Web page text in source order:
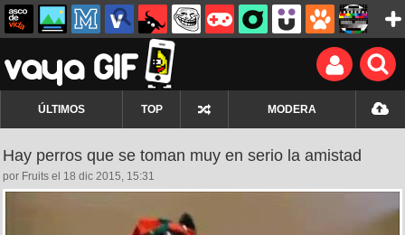
ÚLTIMOS TOP MODERA
Hay perros que se toman muy en serio la amistad
por Fruits el 18 dic 2015, 15:31